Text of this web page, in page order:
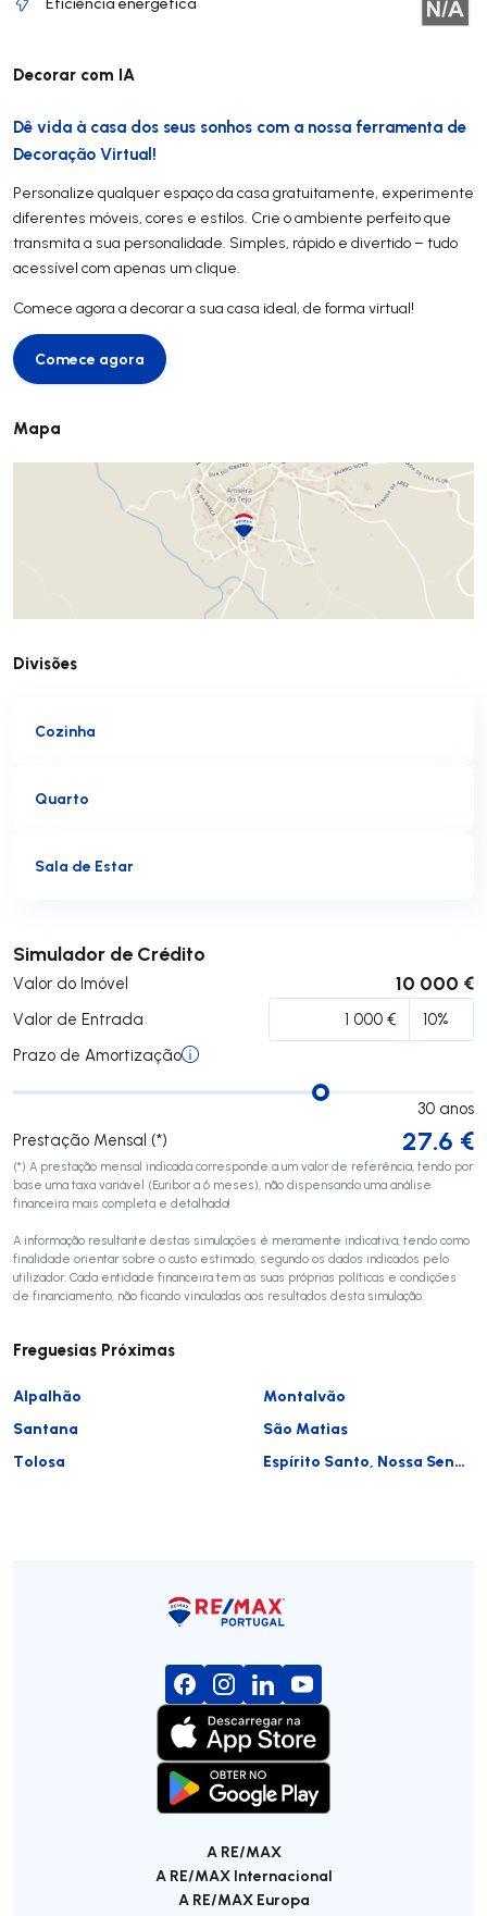
Decorar com IA
Dê vida à casa dos seus sonhos com a nossa ferramenta de
Decoração Virtual!
Personalize qualquer espaço da casa gratuitamente, experimente
diferentes móveis, cores e estilos. Crie o ambiente perfeito que
transmita a sua personalidade. Simples, rápido e divertido – tudo
acessível com apenas um clique.
Comece agora a decorar a sua casa ideal, de forma virtual!
Comece agora
Comece agora
Mapa
Divisões
Cozinha
Quarto
Sala de Estar
Simulador de Crédito
Valor do Imóvel 10 000 €
Valor de Entrada
Prazo de Amortização
30 anos
Prestação Mensal (*)
27.6 €
(*) A prestação mensal indicada corresponde a um valor de referência, tendo por
base uma taxa variável (Euribor a 6 meses), não dispensando uma análise
financeira mais completa e detalhada!
A informação resultante destas simulações é meramente indicativa, tendo como
finalidade orientar sobre o custo estimado, segundo os dados indicados pelo
utilizador. Cada entidade financeira tem as suas próprias políticas e condições
de financiamento, não ficando vinculadas aos resultados desta simulação.
Submeter
Freguesias Próximas
Alpalhão
Montalvão
Santana
São Matias
Tolosa
Espírito Santo, Nossa Senhora da Graça e São Simão
A RE/MAX
A RE/MAX Internacional
A RE/MAX Europa